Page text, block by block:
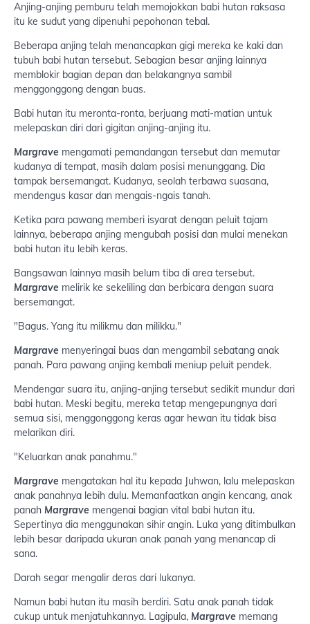
Anjing-anjing pemburu telah memojokkan babi hutan raksasa
itu ke sudut yang dipenuhi pepohonan tebal.
Beberapa anjing telah menancapkan gigi mereka ke kaki dan
tubuh babi hutan tersebut. Sebagian besar anjing lainnya
memblokir bagian depan dan belakangnya sambil
menggonggong dengan buas.
Babi hutan itu meronta-ronta, berjuang mati-matian untuk
melepaskan diri dari gigitan anjing-anjing itu.
Margrave mengamati pemandangan tersebut dan memutar
kudanya di tempat, masih dalam posisi menunggang. Dia
tampak bersemangat. Kudanya, seolah terbawa suasana,
mendengus kasar dan mengais-ngais tanah.
Ketika para pawang memberi isyarat dengan peluit tajam
lainnya, beberapa anjing mengubah posisi dan mulai menekan
babi hutan itu lebih keras.
Bangsawan lainnya masih belum tiba di area tersebut.
Margrave melirik ke sekeliling dan berbicara dengan suara
bersemangat.
"Bagus. Yang itu milikmu dan milikku."
Margrave menyeringai buas dan mengambil sebatang anak
panah. Para pawang anjing kembali meniup peluit pendek.
Mendengar suara itu, anjing-anjing tersebut sedikit mundur dari
babi hutan. Meski begitu, mereka tetap mengepungnya dari
semua sisi, menggonggong keras agar hewan itu tidak bisa
melarikan diri.
"Keluarkan anak panahmu."
Margrave mengatakan hal itu kepada Juhwan, lalu melepaskan
anak panahnya lebih dulu. Memanfaatkan angin kencang, anak
panah Margrave mengenai bagian vital babi hutan itu.
Sepertinya dia menggunakan sihir angin. Luka yang ditimbulkan
lebih besar daripada ukuran anak panah yang menancap di
sana.
Darah segar mengalir deras dari lukanya.
Namun babi hutan itu masih berdiri. Satu anak panah tidak
cukup untuk menjatuhkannya. Lagipula, Margrave memang